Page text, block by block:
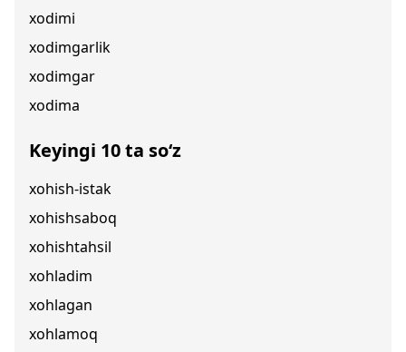
xodimi
xodimgarlik
xodimgar
xodima
Keyingi 10 ta so‘z
xohish-istak
xohishsaboq
xohishtahsil
xohladim
xohlagan
xohlamoq